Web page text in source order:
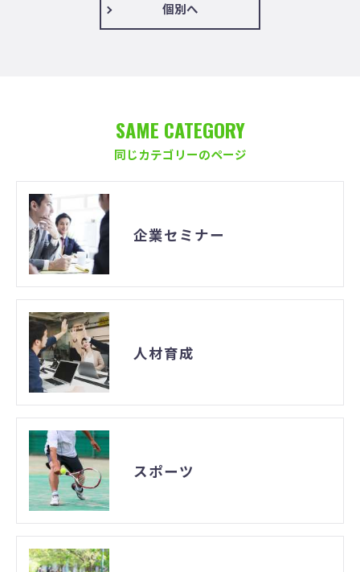
個別へ
同じカテゴリーのページ
SAME CATEGORY
企業セミナー
人材育成
スポーツ